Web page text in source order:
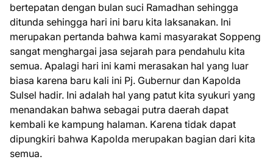
bertepatan dengan bulan suci Ramadhan sehingga
ditunda sehingga hari ini baru kita laksanakan. Ini
merupakan pertanda bahwa kami masyarakat Soppeng
sangat menghargai jasa sejarah para pendahulu kita
semua. Apalagi hari ini kami merasakan hal yang luar
biasa karena baru kali ini Pj. Gubernur dan Kapolda
Sulsel hadir. Ini adalah hal yang patut kita syukuri yang
menandakan bahwa sebagai putra daerah dapat
kembali ke kampung halaman. Karena tidak dapat
dipungkiri bahwa Kapolda merupakan bagian dari kita
semua.